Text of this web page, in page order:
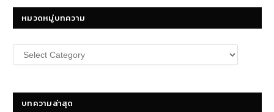
หมวดหมู่บทความ
หมวด
หมู่
บทความล่าสุด